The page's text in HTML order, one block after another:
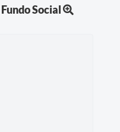
Fundo Social